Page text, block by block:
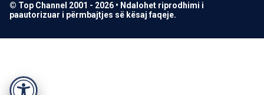
© Top Channel 2001 - 2026 • Ndalohet riprodhimi i
paautorizuar i përmbajtjes së kësaj faqeje.